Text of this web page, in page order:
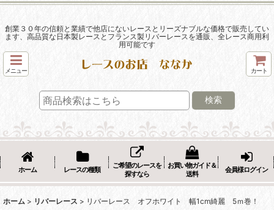
創業３０年の信頼と業績で他店にないレースとリーズナブルな価格で販売してい
ます、高品質な日本製レースとフランス製リバーレースを通販、全レース商用利
用可能です
メニュー カート
検索
ホーム レースの種類
ご希望のレースを
探すなら
お買い物ガイド＆
送料
会員様ログイン
ホーム > リバーレース > リバーレース オフホワイト 幅1cm綺麗 5ｍ巻！